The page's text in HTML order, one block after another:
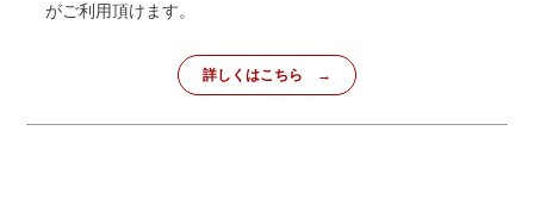
がご利用頂けます。
詳しくはこちら